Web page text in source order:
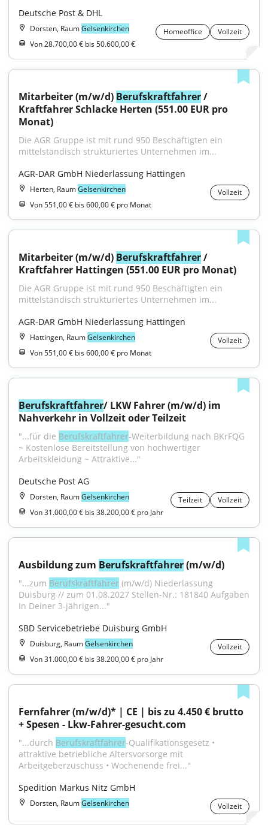
Deutsche Post & DHL
Dorsten, RaumGelsenkirchen Homeoffice
Vollzeit
Von 28.700,00 € bis 50.600,00 €
Mitarbeiter (m/w/d) Berufskraftfahrer /
Kraftfahrer Schlacke Herten (551.00 EUR pro
Monat)
Die AGR Gruppe ist mit rund 950 Beschäftigten ein
mittelständisch strukturiertes Unternehmen im...
AGR-DAR GmbH Niederlassung Hattingen
Herten, RaumGelsenkirchen
Vollzeit
Von 551,00 € bis 600,00 € pro Monat
Mitarbeiter (m/w/d) Berufskraftfahrer /
Kraftfahrer Hattingen (551.00 EUR pro Monat)
Die AGR Gruppe ist mit rund 950 Beschäftigten ein
mittelständisch strukturiertes Unternehmen im...
AGR-DAR GmbH Niederlassung Hattingen
Hattingen, RaumGelsenkirchen
Vollzeit
Von 551,00 € bis 600,00 € pro Monat
Berufskraftfahrer/ LKW Fahrer (m/w/d) im
Nahverkehr in Vollzeit oder Teilzeit
"...für die Berufskraftfahrer-Weiterbildung nach BKrFQG
~ Kostenlose Bereitstellung von hochwertiger
Arbeitskleidung ~ Attraktive..."
Deutsche Post AG
Dorsten, RaumGelsenkirchen Teilzeit
Vollzeit
Von 31.000,00 € bis 38.200,00 € pro Jahr
Ausbildung zum Berufskraftfahrer (m/w/d)
"...zum Berufskraftfahrer (m/w/d) Niederlassung
Duisburg // zum 01.08.2027 Stellen-Nr.: 181840 Aufgaben
In Deiner 3-jährigen..."
SBD Servicebetriebe Duisburg GmbH
Duisburg, RaumGelsenkirchen
Vollzeit
Von 31.000,00 € bis 38.200,00 € pro Jahr
Fernfahrer (m/w/d)* | CE | bis zu 4.450 € brutto
+ Spesen - Lkw-Fahrer-gesucht.com
"...durch Berufskraftfahrer-Qualifikationsgesetz •
attraktive betriebliche Altersvorsorge mit
Arbeitgeberzuschuss • Wochenende frei..."
Spedition Markus Nitz GmbH
Dorsten, RaumGelsenkirchen Vollzeit